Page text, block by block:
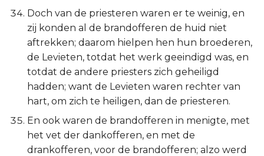
Doch van de priesteren waren er te weinig, en
zij konden al de brandofferen de huid niet
aftrekken; daarom hielpen hen hun broederen,
de Levieten, totdat het werk geeindigd was, en
totdat de andere priesters zich geheiligd
hadden; want de Levieten waren rechter van
hart, om zich te heiligen, dan de priesteren.
En ook waren de brandofferen in menigte, met
het vet der dankofferen, en met de
drankofferen, voor de brandofferen; alzo werd